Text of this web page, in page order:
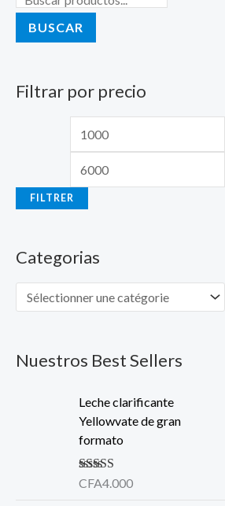
BUSCAR
Filtrar por precio
FILTRER
Categorias
Nuestros Best Sellers
Leche clarificante
Yellowvate de gran
formato
Note5.00sur
CFA4.000